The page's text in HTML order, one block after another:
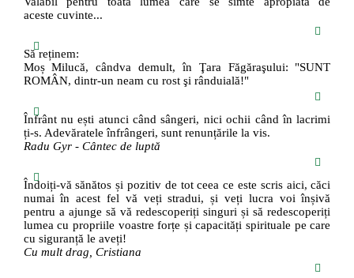
aceste cuvinte...
Să reținem:
Moș Milucă, cândva demult, în Ţara Făgăraşului: "SUNT
ROMÂN, dintr-un neam cu rost şi rânduială!"
Înfrânt nu ești atunci când sângeri, nici ochii când în lacrimi
ți-s. Adevăratele înfrângeri, sunt renunțările la vis.
Radu Gyr - Cântec de luptă
Îndoiți-vă sănătos și pozitiv de tot ceea ce este scris aici, căci
numai în acest fel vă veți stradui, și veți lucra voi înșivă
pentru a ajunge să vă redescoperiți singuri și să redescoperiți
lumea cu propriile voastre forțe și capacități spirituale pe care
cu siguranță le aveți!
Cu mult drag, Cristiana